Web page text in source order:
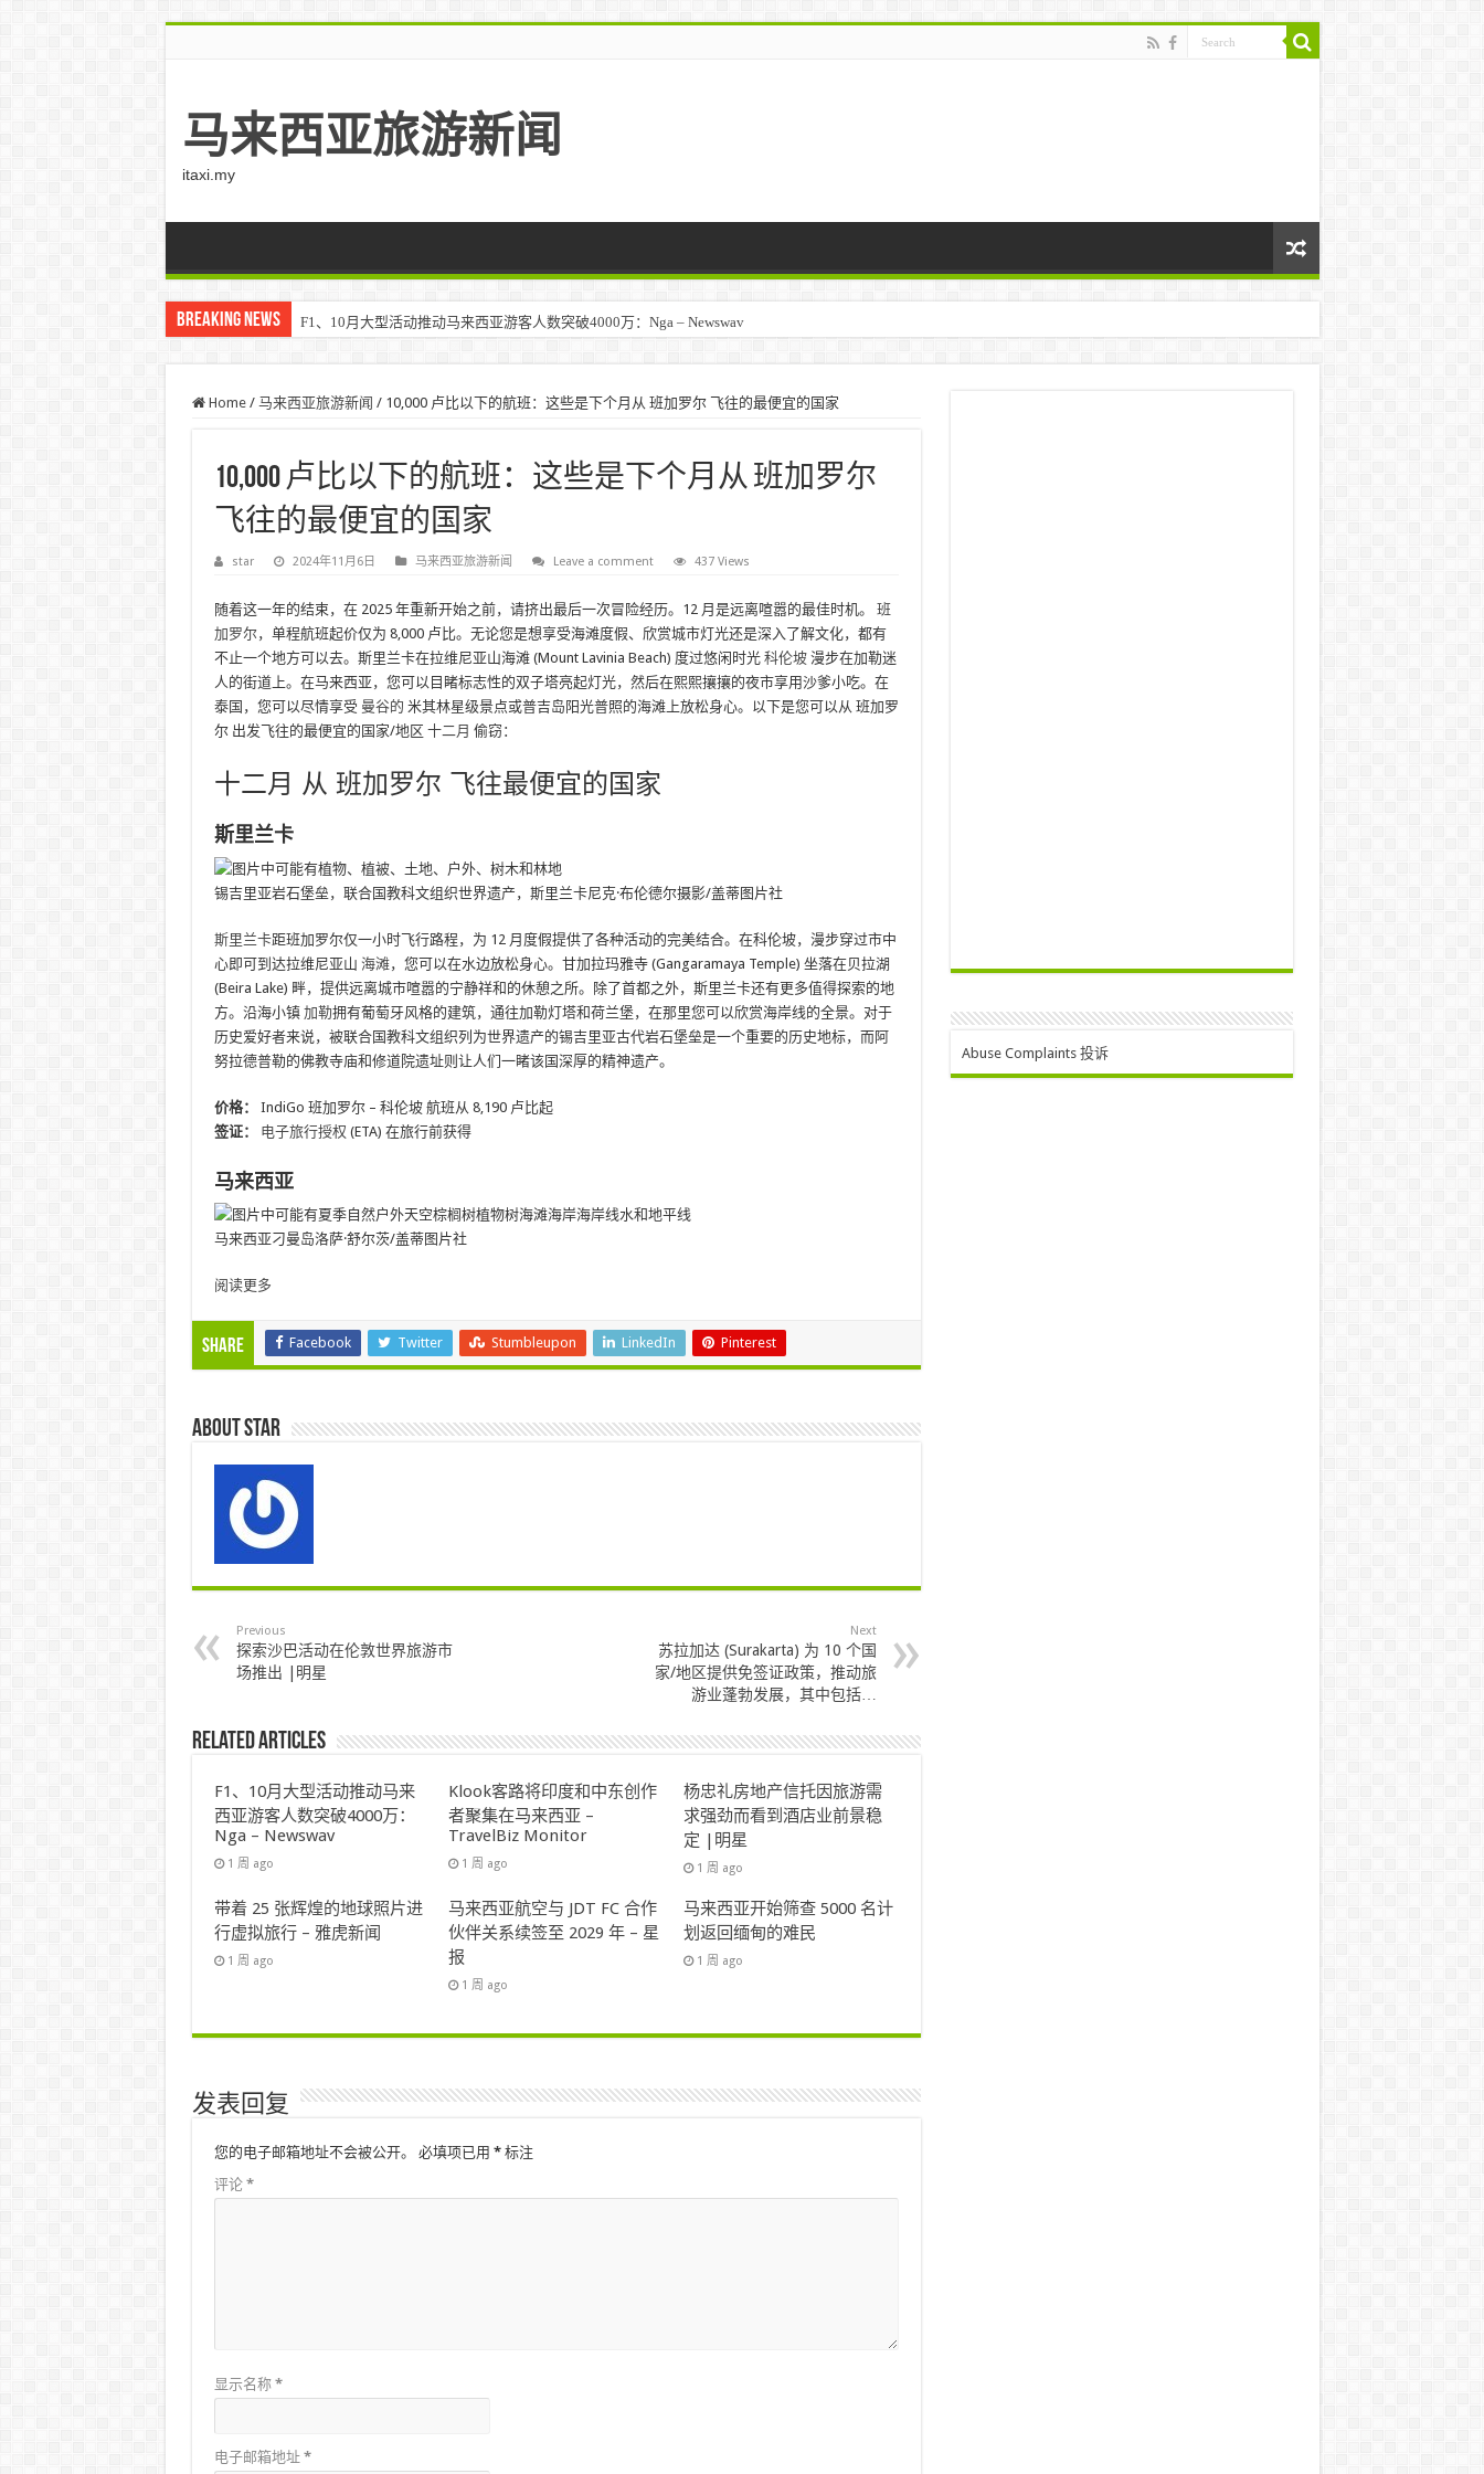
马来西亚旅游新闻
itaxi.my
Breaking News F1、10月大型活动推动马来西亚游客人数突破4000万：Nga – Newswav
Home / 马来西亚旅游新闻 / 10,000 卢比以下的航班：这些是下个月从 班加罗尔 飞往的最便宜的国家
10,000 卢比以下的航班：这些是下个月从 班加罗尔
飞往的最便宜的国家
star 2024年11月6日 马来西亚旅游新闻 Leave a comment 437 Views
随着这一年的结束，在 2025 年重新开始之前，请挤出最后一次冒险经历。12 月是远离喧嚣的最佳时机。 班
加罗尔，单程航班起价仅为 8,000 卢比。无论您是想享受海滩度假、欣赏城市灯光还是深入了解文化，都有
不止一个地方可以去。斯里兰卡在拉维尼亚山海滩 (Mount Lavinia Beach) 度过悠闲时光 科伦坡漫步在加勒迷
人的街道上。在马来西亚，您可以目睹标志性的双子塔亮起灯光，然后在熙熙攘攘的夜市享用沙爹小吃。在
泰国，您可以尽情享受 曼谷的 米其林星级景点或普吉岛阳光普照的海滩上放松身心。以下是您可以从 班加罗
尔 出发飞往的最便宜的国家/地区 十二月 偷窃：
十二月 从 班加罗尔 飞往最便宜的国家
斯里兰卡
锡吉里亚岩石堡垒，联合国教科文组织世界遗产，斯里兰卡尼克·布伦德尔摄影/盖蒂图片社
斯里兰卡距班加罗尔仅一小时飞行路程，为 12 月度假提供了各种活动的完美结合。在科伦坡，漫步穿过市中
心即可到达拉维尼亚山 海滩，您可以在水边放松身心。甘加拉玛雅寺 (Gangaramaya Temple) 坐落在贝拉湖
(Beira Lake) 畔，提供远离城市喧嚣的宁静祥和的休憩之所。除了首都之外，斯里兰卡还有更多值得探索的地
方。沿海小镇 加勒拥有葡萄牙风格的建筑，通往加勒灯塔和荷兰堡，在那里您可以欣赏海岸线的全景。对于
历史爱好者来说，被联合国教科文组织列为世界遗产的锡吉里亚古代岩石堡垒是一个重要的历史地标，而阿
努拉德普勒的佛教寺庙和修道院遗址则让人们一睹该国深厚的精神遗产。
价格：
IndiGo 班加罗尔 – 科伦坡 航班从 8,190 卢比起
签证：
电子旅行授权 (ETA) 在旅行前获得
马来西亚
马来西亚刁曼岛洛萨·舒尔茨/盖蒂图片社
阅读更多
Share Facebook Twitter Stumbleupon LinkedIn Pinterest
About star
Previous
探索沙巴活动在伦敦世界旅游市
场推出 |明星
Next
苏拉加达 (Surakarta) 为 10 个国
家/地区提供免签证政策，推动旅
游业蓬勃发展，其中包括…
Related Articles
F1、10月大型活动推动马来
西亚游客人数突破4000万：
Nga – Newswav
1 周 ago
Klook客路将印度和中东创作
者聚集在马来西亚 –
TravelBiz Monitor
1 周 ago
杨忠礼房地产信托因旅游需
求强劲而看到酒店业前景稳
定 |明星
1 周 ago
带着 25 张辉煌的地球照片进
行虚拟旅行 – 雅虎新闻
1 周 ago
马来西亚航空与 JDT FC 合作
伙伴关系续签至 2029 年 – 星
报
1 周 ago
马来西亚开始筛查 5000 名计
划返回缅甸的难民
1 周 ago
发表回复
您的电子邮箱地址不会被公开。 必填项已用 *标注
评论 *
显示名称 *
电子邮箱地址 *
Abuse Complaints 投诉